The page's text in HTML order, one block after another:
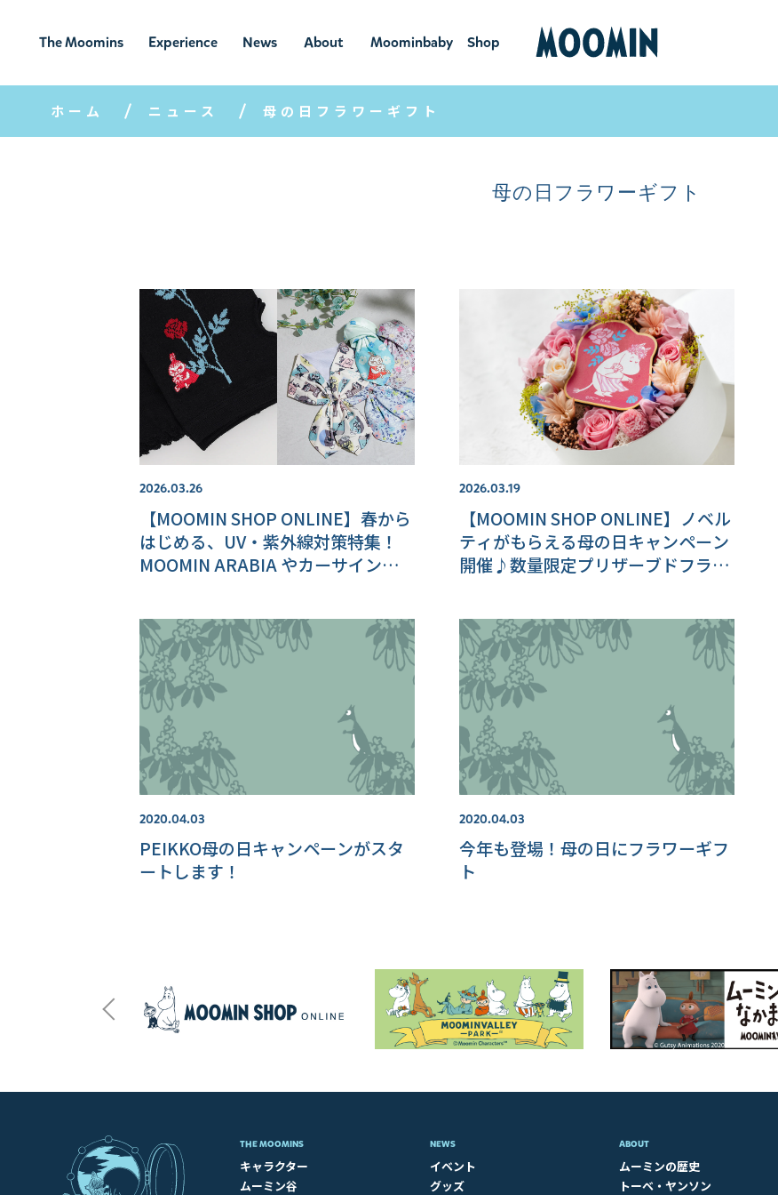
The Moomins
ムーミンの
世界
Experience
ムーミンの世
界を楽しむ
News
ニュ
ース
About
ムーミン
について
Moominbaby
ムーミンベ
ビー
Shop
ショ
ホーム ニュース 母の日フラワーギフト
母の日フラワーギフト
2026.03.26
【MOOMIN SHOP ONLINE】春から
はじめる、UV・紫外線対策特集！
MOOMIN ARABIA やカーサインな
2026.03.19
【MOOMIN SHOP ONLINE】ノベル
ティがもらえる母の日キャンペーン
開催♪数量限定プリザーブドフラワ
2020.04.03
PEIKKO母の日キャンペーンがスタ
ートします！
2020.04.03
今年も登場！母の日にフラワーギフ
ト
THE MOOMINS
キャラクター
ムーミン谷
NEWS
イベント
グッズ
ABOUT​
ムーミンの歴史
トーベ・ヤンソン